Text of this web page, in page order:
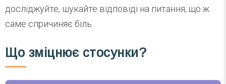
досліджуйте, шукайте відповіді на питання, що ж
саме спричиняє біль.
Що зміцнює стосунки?